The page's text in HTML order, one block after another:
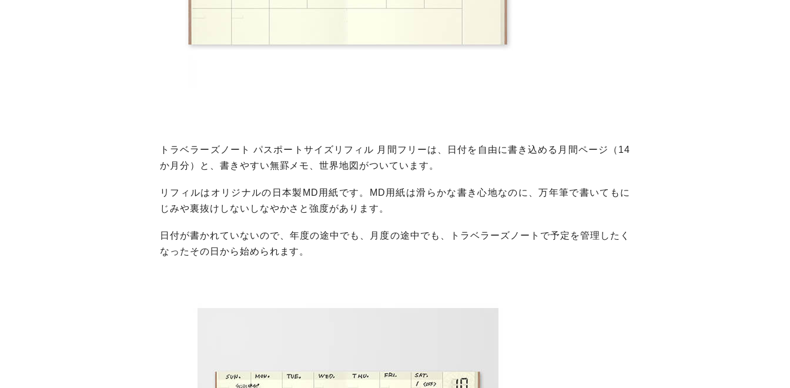
トラベラーズノート パスポートサイズリフィル 月間フリーは、日付を自由に書き込める月間ページ（14
か月分）と、書きやすい無罫メモ、世界地図がついています。
リフィルはオリジナルの日本製MD用紙です。MD用紙は滑らかな書き心地なのに、万年筆で書いてもに
じみや裏抜けしないしなやかさと強度があります。
日付が書かれていないので、年度の途中でも、月度の途中でも、トラベラーズノートで予定を管理したく
なったその日から始められます。